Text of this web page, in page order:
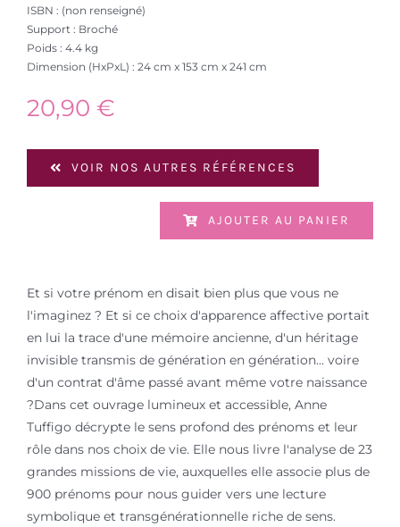
ISBN : (non renseigné)
Support : Broché
Poids : 4.4 kg
Dimension (HxPxL) : 24 cm x 153 cm x 241 cm
20,90 €
VOIR NOS AUTRES RÉFÉRENCES
AJOUTER AU PANIER
Et si votre prénom en disait bien plus que vous ne
l'imaginez ? Et si ce choix d'apparence affective portait
en lui la trace d'une mémoire ancienne, d'un héritage
invisible transmis de génération en génération... voire
d'un contrat d'âme passé avant même votre naissance
?Dans cet ouvrage lumineux et accessible, Anne
Tuffigo décrypte le sens profond des prénoms et leur
rôle dans nos choix de vie. Elle nous livre l'analyse de 23
grandes missions de vie, auxquelles elle associe plus de
900 prénoms pour nous guider vers une lecture
symbolique et transgénérationnelle riche de sens.